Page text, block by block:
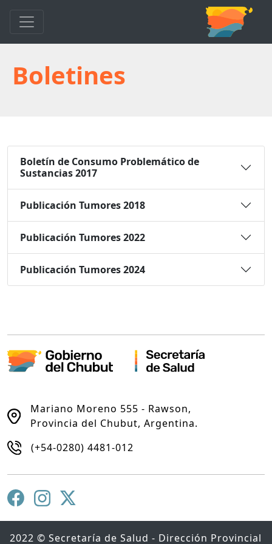
Boletines
Boletín de Consumo Problemático de
Sustancias 2017
Publicación Tumores 2018
Publicación Tumores 2022
Publicación Tumores 2024
Mariano Moreno 555 - Rawson,
Provincia del Chubut, Argentina.
(+54-0280) 4481-012
2022 © Secretaría de Salud - Dirección Provincial